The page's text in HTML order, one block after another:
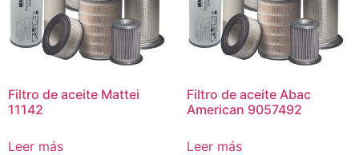
Filtro de aceite Mattei
11142
Leer más
Filtro de aceite Abac
American 9057492
Leer más